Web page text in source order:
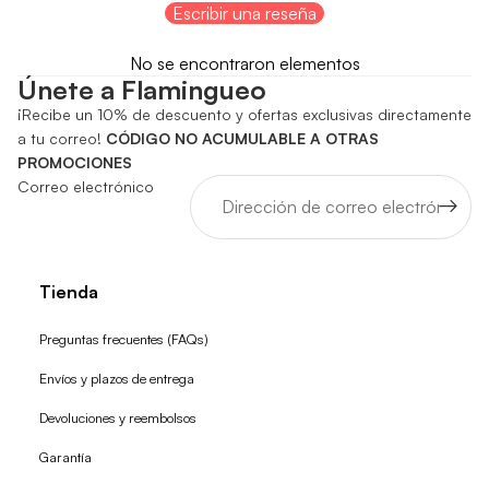
Escribir una reseña
No se encontraron elementos
Únete a Flamingueo
¡Recibe un 10% de descuento y ofertas exclusivas directamente
a tu correo! CÓDIGO NO ACUMULABLE A OTRAS
PROMOCIONES
Correo electrónico
Tienda
Preguntas frecuentes (FAQs)
Envíos y plazos de entrega
Devoluciones y reembolsos
Garantía